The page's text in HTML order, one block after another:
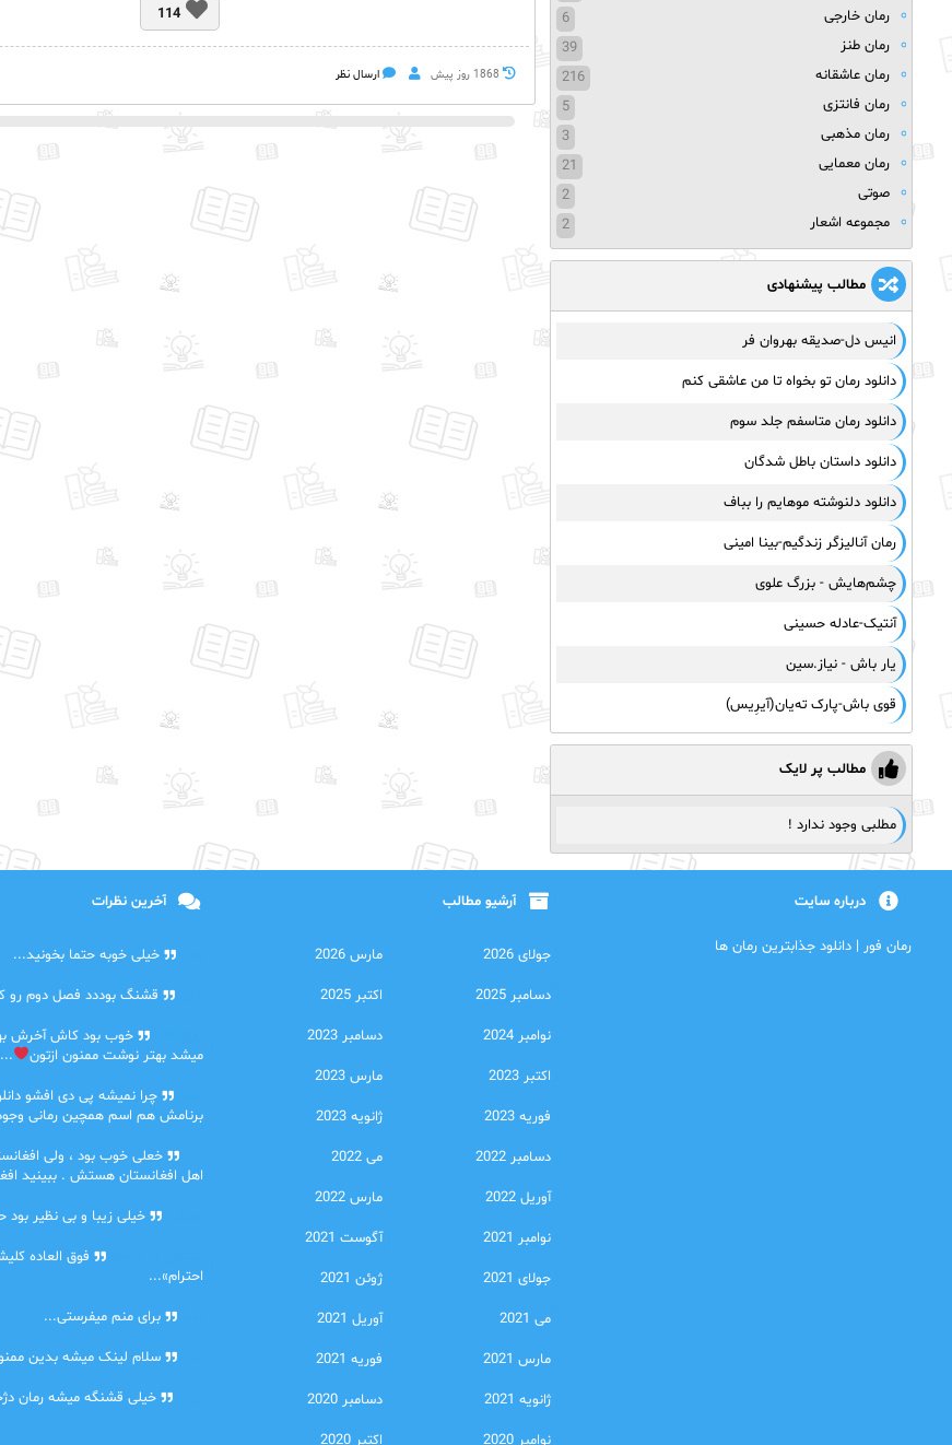
114
1868 روز پيش ارسال نظر
رمان خارجی
6
رمان طنز
39
رمان عاشقانه
216
رمان فانتزی
5
رمان مذهبی
3
رمان معمایی
21
صوتی
2
مجموعه اشعار
2
مطالب پیشنهادی
انیس دل-صدیقه بهروان فر
دانلود رمان تو بخواه تا من عاشقی کنم
دانلود رمان متاسفم جلد سوم
دانلود داستان باطل شدگان
دانلود دلنوشته موهایم را بباف
رمان آنالیزگر زندگیم-بینا امینی
چشم‌هایش - بزرگ علوی
آنتیک-عادله حسینی
یار باش - نیاز.سین
قوی باش-پارک ته‌یان(آیرِیس)
مطالب پر لایک
مطلبی وجود ندارد !
درباره سایت
رمان فور | دانلود جذابترین رمان ها
آرشیو مطالب
جولای 2026 مارس 2026
دسامبر 2025 اکتبر 2025
نوامبر 2024 دسامبر 2023
اکتبر 2023 مارس 2023
فوریه 2023 ژانویه 2023
دسامبر 2022 می 2022
آوریل 2022 مارس 2022
نوامبر 2021 آگوست 2021
جولای 2021 ژوئن 2021
می 2021 آوریل 2021
مارس 2021 فوریه 2021
ژانویه 2021 دسامبر 2020
نوامبر 2020 اکتبر 2020
آخرین نظرات
خیلی خوبه حتما بخونید...
قشنگ بوددد فصل دوم رو
خوب بود کاش آخرش
میشد بهتر نوشت ممنون ازتون
...
چرا نمیشه پی دی افشو
برنامش هم اسم همچین رمانی
خعلی خوب بود ، ولی
اهل افغانستان هستش . ببینید
خیلی زیبا و بی نظیر بود
فوق العاده
احترام»...
برای منم میفرستی...
سلام لینک میشه بدین
خیلی قشنگه میشه رمان